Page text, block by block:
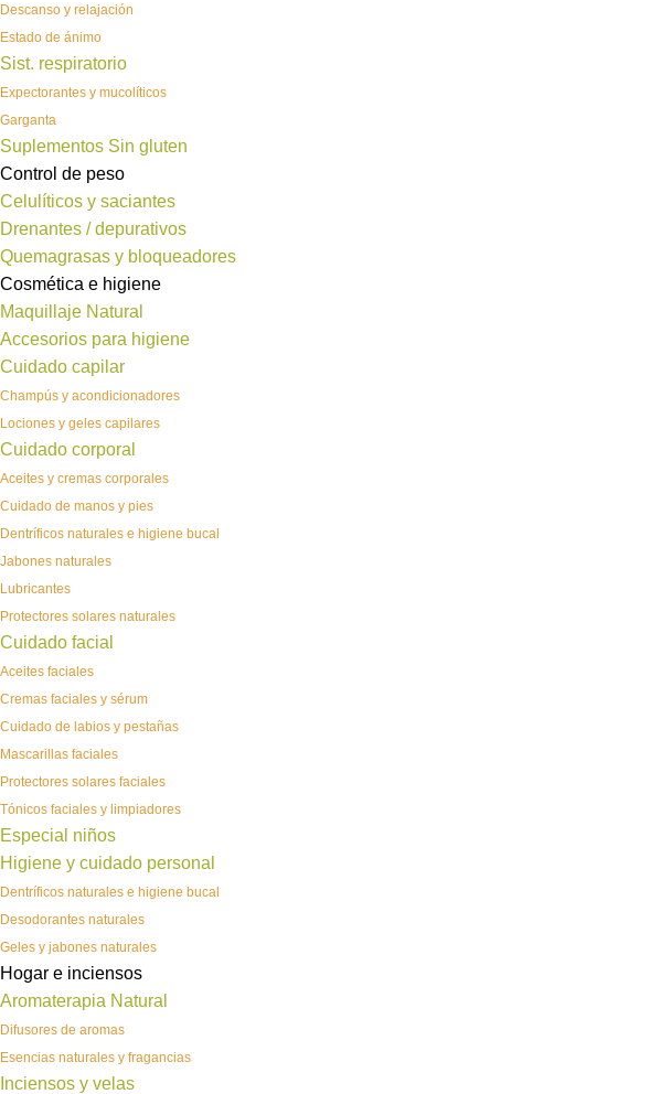
Descanso y relajación
Estado de ánimo
Sist. respiratorio
Expectorantes y mucolíticos
Garganta
Suplementos Sin gluten
Control de peso
Celulíticos y saciantes
Drenantes / depurativos
Quemagrasas y bloqueadores
Cosmética e higiene
Maquillaje Natural
Accesorios para higiene
Cuidado capilar
Champús y acondicionadores
Lociones y geles capilares
Cuidado corporal
Aceites y cremas corporales
Cuidado de manos y pies
Dentríficos naturales e higiene bucal
Jabones naturales
Lubricantes
Protectores solares naturales
Cuidado facial
Aceites faciales
Cremas faciales y sérum
Cuidado de labios y pestañas
Mascarillas faciales
Protectores solares faciales
Tónicos faciales y limpiadores
Especial niños
Higiene y cuidado personal
Dentríficos naturales e higiene bucal
Desodorantes naturales
Geles y jabones naturales
Hogar e inciensos
Aromaterapia Natural
Difusores de aromas
Esencias naturales y fragancias
Inciensos y velas